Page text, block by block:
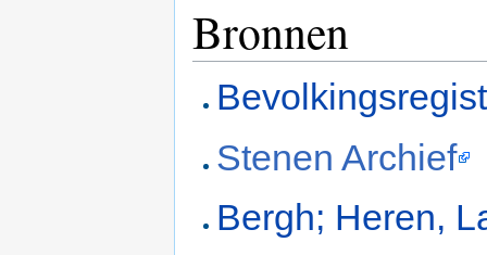
Bronnen
Stenen Archief
Bergh; Heren,